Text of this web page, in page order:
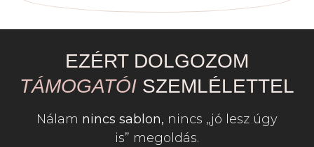
EZÉRT DOLGOZOM
TÁMOGATÓI SZEMLÉLETTEL
Nálam nincs sablon, nincs „jó lesz úgy
is” megoldás.